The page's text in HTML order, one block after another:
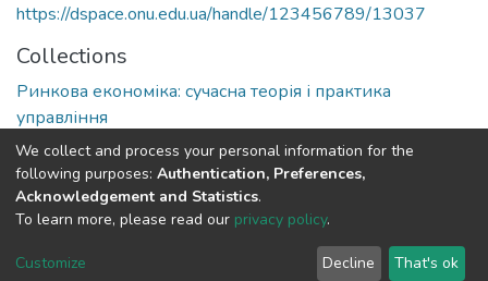
https://dspace.onu.edu.ua/handle/123456789/13037
Collections
Ринкова економіка: сучасна теорія і практика
управління
Full item page
DSpace software copyright © 2009-2026
Cookie
End User
Send
We collect and process your personal information for the
following purposes: Authentication, Preferences,
Acknowledgement and Statistics.
To learn more, please read our privacy policy.
Customize Decline That's ok